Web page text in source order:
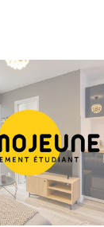
Je suis
vos valises
Type de bail :
guarantee -
du transfert /
d'identité